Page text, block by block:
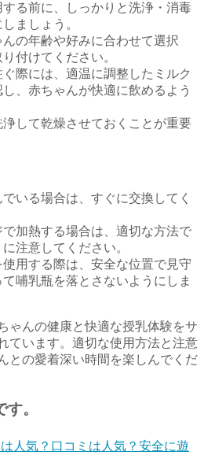
る前に、しっかりと洗浄・消毒
ましょう。
の年齢や好みに合わせて選択
付けてください。
際には、適温に調整したミルク
、赤ちゃんが快適に飲めるよう
して乾燥させておくことが重要
いる場合は、すぐに交換してく
加熱する場合は、適切な方法で
注意してください。
用する際は、安全な位置で見守
哺乳瓶を落とさないようにしま
ゃんの健康と快適な授乳体験をサ
ています。適切な使用方法と注意
との愛着深い時間を楽しんでくだ
。